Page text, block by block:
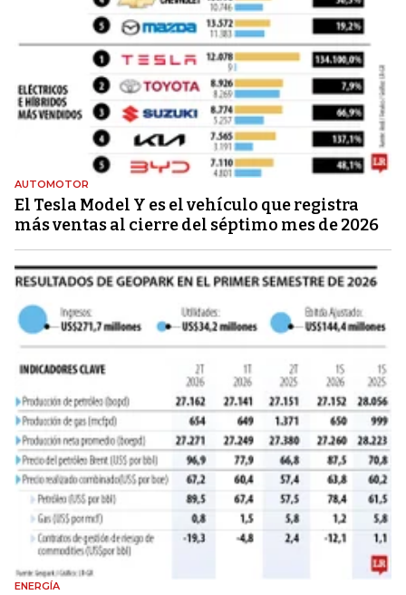
AUTOMOTOR
El Tesla Model Y es el vehículo que registra
más ventas al cierre del séptimo mes de 2026
ENERGÍA